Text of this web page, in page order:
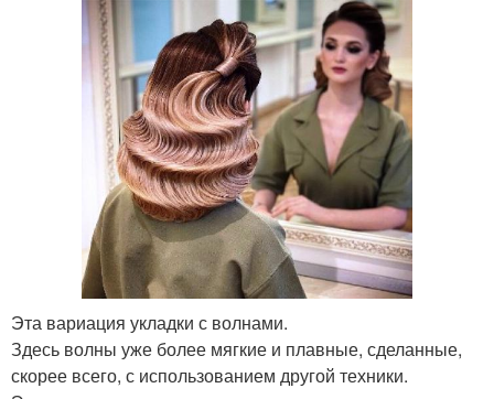
Эта вариация укладки с волнами.
Здесь волны уже более мягкие и плавные, сделанные,
скорее всего, с использованием другой техники.